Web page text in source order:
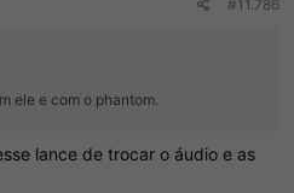
#11.786
ele e com o phantom.
lance de trocar o áudio e as